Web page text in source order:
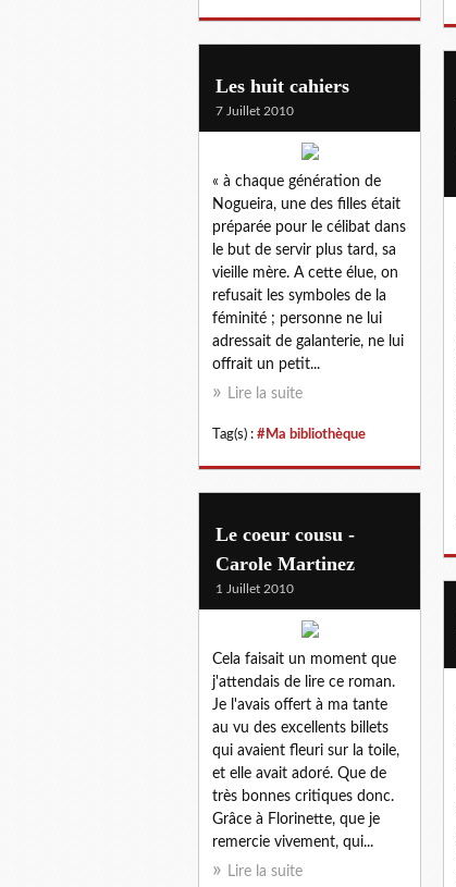
Les huit cahiers
7 Juillet 2010
« à chaque génération de
Nogueira, une des filles était
préparée pour le célibat dans
le but de servir plus tard, sa
vieille mère. A cette élue, on
refusait les symboles de la
féminité ; personne ne lui
adressait de galanterie, ne lui
offrait un petit...
Lire la suite
Tag(s) : #Ma bibliothèque
Le coeur cousu -
Carole Martinez
1 Juillet 2010
Cela faisait un moment que
j'attendais de lire ce roman.
Je l'avais offert à ma tante
au vu des excellents billets
qui avaient fleuri sur la toile,
et elle avait adoré. Que de
très bonnes critiques donc.
Grâce à Florinette, que je
remercie vivement, qui...
Lire la suite